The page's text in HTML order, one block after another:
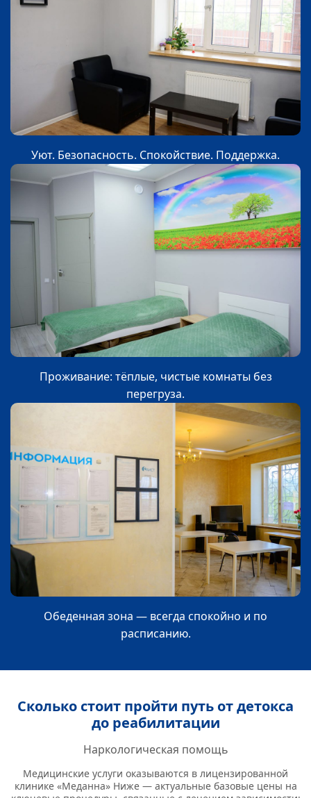
Уют. Безопасность. Спокойствие. Поддержка.
Проживание: тёплые, чистые комнаты без
перегруза.
Обеденная зона — всегда спокойно и по
расписанию.
Сколько стоит пройти путь от детокса
до реабилитации
Наркологическая помощь
Медицинские услуги оказываются в лицензированной
клинике «Меданна» Ниже — актуальные базовые цены на